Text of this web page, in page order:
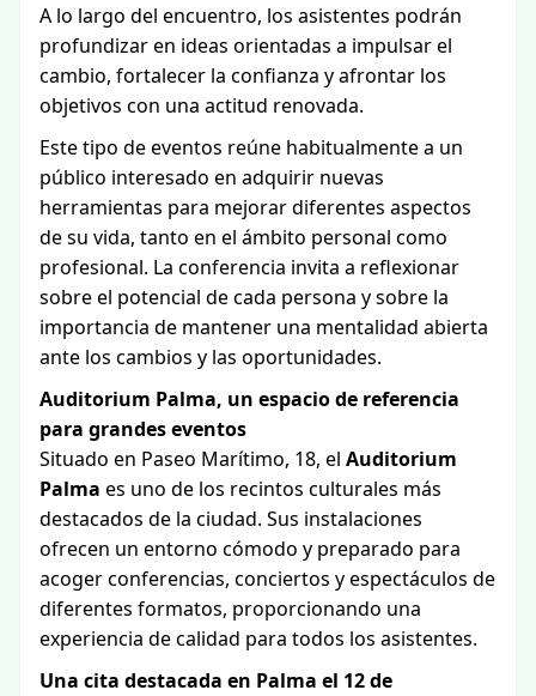
A lo largo del encuentro, los asistentes podrán
profundizar en ideas orientadas a impulsar el
cambio, fortalecer la confianza y afrontar los
objetivos con una actitud renovada.
Este tipo de eventos reúne habitualmente a un
público interesado en adquirir nuevas
herramientas para mejorar diferentes aspectos
de su vida, tanto en el ámbito personal como
profesional. La conferencia invita a reflexionar
sobre el potencial de cada persona y sobre la
importancia de mantener una mentalidad abierta
ante los cambios y las oportunidades.
Auditorium Palma, un espacio de referencia
para grandes eventos
Situado en Paseo Marítimo, 18, el Auditorium
Palma es uno de los recintos culturales más
destacados de la ciudad. Sus instalaciones
ofrecen un entorno cómodo y preparado para
acoger conferencias, conciertos y espectáculos de
diferentes formatos, proporcionando una
experiencia de calidad para todos los asistentes.
Una cita destacada en Palma el 12 de